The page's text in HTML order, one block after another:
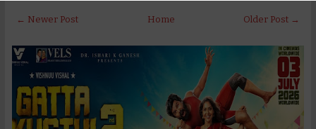
← Newer Post Older Post →
Home